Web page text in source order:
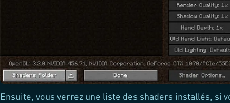
Ensuite, vous verrez une liste des shaders installés, si